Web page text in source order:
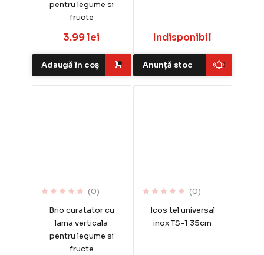
pentru legume si
fructe
3.99 lei
Adaugă în coș
Indisponibil
Anunță stoc
(0)
Brio curatator cu
lama verticala
pentru legume si
fructe
(0)
Icos tel universal
inox TS-1 35cm